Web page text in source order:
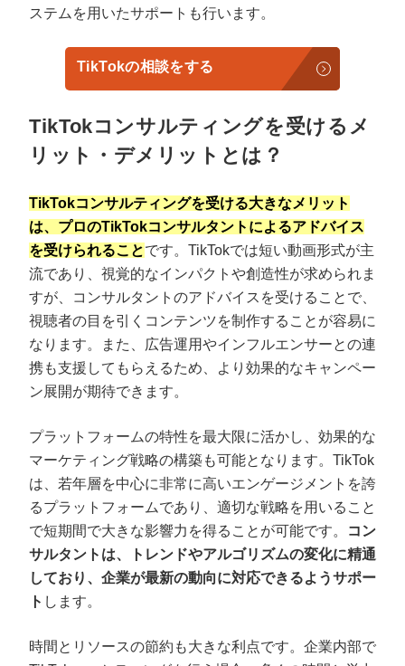
ステムを用いたサポートも行います。
TikTokの相談をする
TikTokコンサルティングを受けるメ
リット・デメリットとは？
TikTokコンサルティングを受ける大きなメリット
は、プロのTikTokコンサルタントによるアドバイス
を受けられることです。TikTokでは短い動画形式が主
流であり、視覚的なインパクトや創造性が求められま
すが、コンサルタントのアドバイスを受けることで、
視聴者の目を引くコンテンツを制作することが容易に
なります。また、広告運用やインフルエンサーとの連
携も支援してもらえるため、より効果的なキャンペー
ン展開が期待できます。
プラットフォームの特性を最大限に活かし、効果的な
マーケティング戦略の構築も可能となります。TikTok
は、若年層を中心に非常に高いエンゲージメントを誇
るプラットフォームであり、適切な戦略を用いること
で短期間で大きな影響力を得ることが可能です。
コン
サルタントは、トレンドやアルゴリズムの変化に精通
しており、企業が最新の動向に対応できるようサポー
ト します。
時間とリソースの節約も大きな利点です。企業内部で